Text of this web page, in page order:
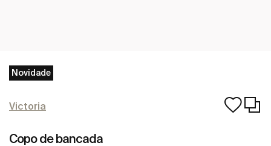
Novidade
Victoria
Copo de bancada